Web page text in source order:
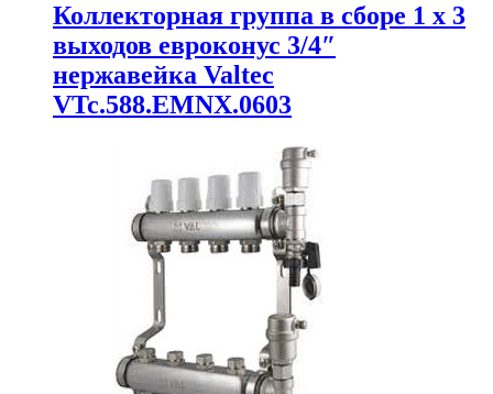
Коллекторная группа в сборе 1 x 3
выходов евроконус 3/4″
нержавейка Valtec
VTc.588.EMNX.0603